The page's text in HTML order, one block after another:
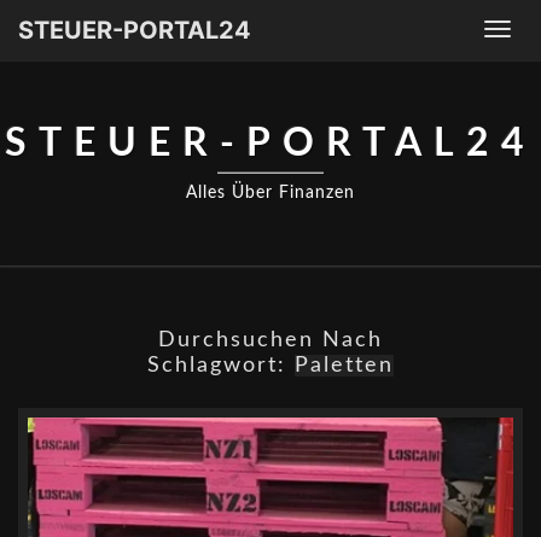
STEUER-PORTAL24
STEUER-PORTAL24
Alles Über Finanzen
Durchsuchen Nach
Schlagwort:
Paletten